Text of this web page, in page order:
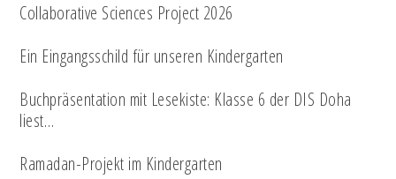
Collaborative Sciences Project 2026
Ein Eingangsschild für unseren Kindergarten
Buchpräsentation mit Lesekiste: Klasse 6 der DIS Doha
liest…
Ramadan-Projekt im Kindergarten